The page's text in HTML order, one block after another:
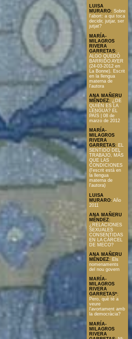
LUISA
MURARO: Sobre
l'abort: a qui toca
decidir, jutjar, ser
jutjat?
MARÍA-
MILAGROS
RIVERA
GARRETAS:
ALGO QUEDÓ
BARRIDO AYER
(24-03-2012 en
La Bonne). Escrit
en la llengua
materna de
l'autora
ANA MAÑERU
MÉNDEZ: ¿DE
QUIÉN ES LA
LENGUA? EL
PAÍS | 08 de
marzo de 2012
MARÍA-
MILAGROS
RIVERA
GARRETAS: EL
SENTIDO DEL
TRABAJO, MÁS
QUE LAS
CONDICIONES
(l'escrit està en
la llengua
materna de
l'autora)
LUISA
MURARO: Año
2011
ANA MAÑERU
MÉNDEZ:
¿RELACIONES
SEXUALES
CONSENTIDAS
EN LA CÁRCEL
DE MECO?
ANA MAÑERU
MÉNDEZ: Els
nomenaments
del nou govern
MARÍA-
MILAGROS
RIVERA
GARRETAS*:
Pero, què té a
veure
l'avortament amb
la democràcia?
MARÍA-
MILAGROS
RIVERA